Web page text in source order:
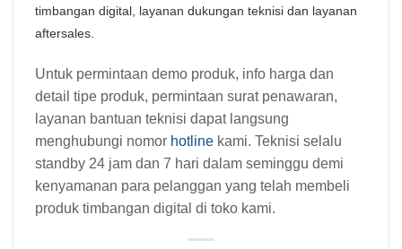
timbangan digital, layanan dukungan teknisi dan layanan
aftersales.
Untuk permintaan demo produk, info harga dan
detail tipe produk, permintaan surat penawaran,
layanan bantuan teknisi dapat langsung
menghubungi nomor hotline kami. Teknisi selalu
standby 24 jam dan 7 hari dalam seminggu demi
kenyamanan para pelanggan yang telah membeli
produk timbangan digital di toko kami.